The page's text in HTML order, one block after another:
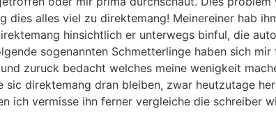
dies alles viel zu direktemang! Meinereiner hab
hinsichtlich er unterwegs binful, die
sogenannten Schmetterlinge haben sich
zuruck bedacht welches meine wenigkeit
direktemang dran bleiben, zwar heutzutage
ich vermisse ihn ferner vergleiche die schreiber